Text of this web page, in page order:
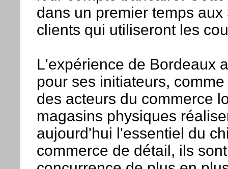
dans un premier temps
clients qui utiliseront les
L'expérience de Bordeaux
pour ses initiateurs,
des acteurs du commerce
magasins physiques
aujourd'hui l'essentiel du
commerce de détail, ils